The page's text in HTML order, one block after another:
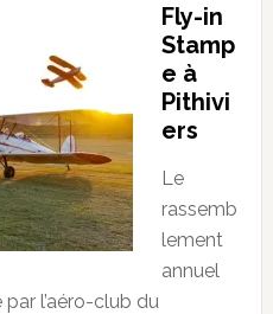
Fly-in
Stamp
e à
Pithivi
ers
Le
rassemb
lement
annuel
l’aéro-club du